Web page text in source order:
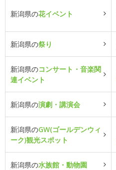
新潟県の花イベント
新潟県の祭り
新潟県のコンサート・音楽関
連イベント
新潟県の演劇・講演会
新潟県のGW(ゴールデンウィ
ーク)観光スポット
新潟県の水族館・動物園